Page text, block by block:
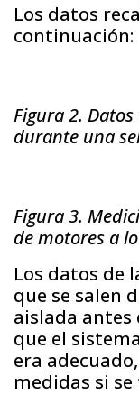
Los datos
continuación:
Figura 2.
durante una
Figura 3.
de motores a
Los datos de
que se salen
aislada antes
que el
era
medidas si